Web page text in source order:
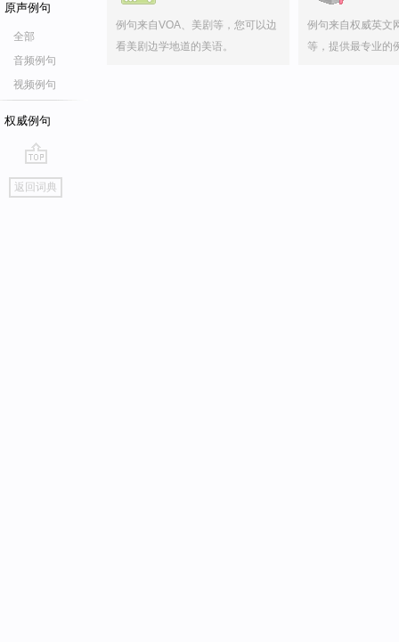
原声例句
全部
音频例句
视频例句
权威例句
go
top
返回词典
例句来自VOA、美剧等，您可以边
看美剧边学地道的美语。
例句来自权威英文
等，提供最专业的